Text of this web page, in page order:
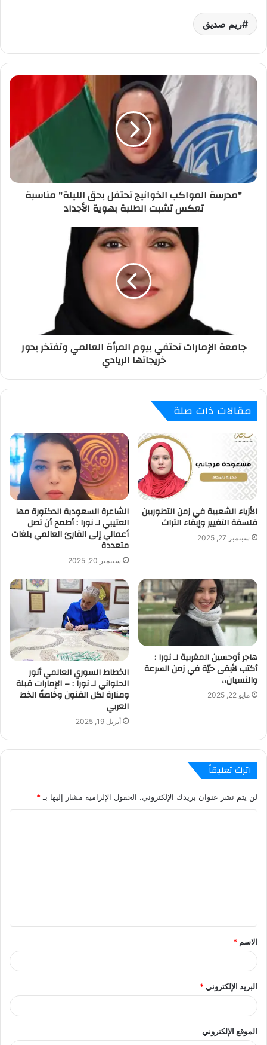
ريم صديق‎‎
"مدرسة المواكب الخوانيج تحتفل بحق الليلة" مناسبة
تعكس تشبت الطلبة بهوية الأجداد
جامعة الإمارات تحتفي بيوم المرأة العالمي وتفتخر بدور
خريجاتها الريادي
مقالات ذات صلة
الأزياء الشعبية في زمن التطوربين
فلسفة التغيير وإبقاء التراث
سبتمبر 27, 2025
الشاعرة السعودية الدكتورة مها
العتيبي لـ نورا : أطمح أن تصل
أعمالي إلى القارئ العالمي بلغات
متعددة
سبتمبر 20, 2025
هاجر أوحسين المغربية لـ نورا :
أكتب لأبقى حيّة في زمن السرعة
والنسيان،،
مايو 22, 2025
الخطاط السوري العالمي أنور
الحلواني لـ نورا : – الإمارات قبلة
ومنارة لكل الفنون وخاصةً الخط
العربي
أبريل 19, 2025
اترك تعليقاً
لن يتم نشر عنوان بريدك الإلكتروني. الحقول الإلزامية مشار إليها بـ *
ق
*
الاسم *
البريد الإلكتروني*
الموقع الإلكتروني